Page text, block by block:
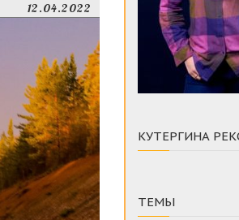
12.04.2022
КУТЕРГИНА
ТЕМЫ